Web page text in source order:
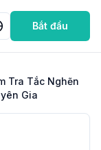
Bắt đầu
Tra Tắc Nghẽn
Gia